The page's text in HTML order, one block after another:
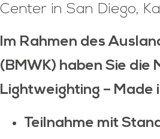
Center in San Diego,
Im Rahmen des
(BMWK) haben Sie
Lightweighting – Made
Teilnahme mit